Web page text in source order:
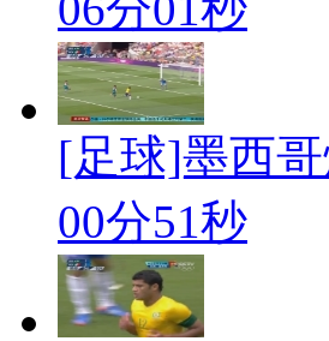
[足球]墨西
00分51秒